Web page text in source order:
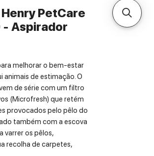
PetCare
- Aspirador
melhorar o bem-estar
animais de estimação. O
de série com um filtro
(Microfresh) que retém
provocados pelo pêlo do
também com a escova
varrer os pêlos,
recolha de carpetes,